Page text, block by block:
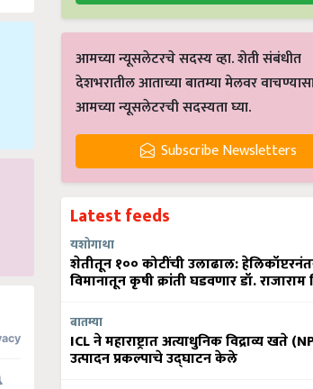
आमच्या न्यूसलेटरचे सदस्य व्हा. शेती संबंधीत
देशभरातील आताच्या बातम्या मेलवर
आमच्या न्यूसलेटरची सदस्यता घ्या.
Subscribe Newsletters
Latest feeds
यशोगाथा
शेतीतून १०० कोटींची उलाढाल:
विमानातून कृषी क्रांती घडवणार डॉ. राजाराम
बातम्या
ICL ने महाराष्ट्रात अत्याधुनिक विद्राव्य खते
उत्पादन प्रकल्पाचे उद्घाटन केले